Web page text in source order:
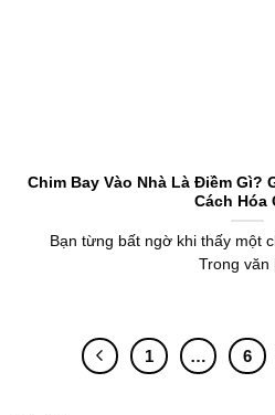
Chim Bay Vào Nhà Là Điềm Gì?
Cách Hóa
Bạn từng bất ngờ khi thấy một
Trong văn
1 … 6